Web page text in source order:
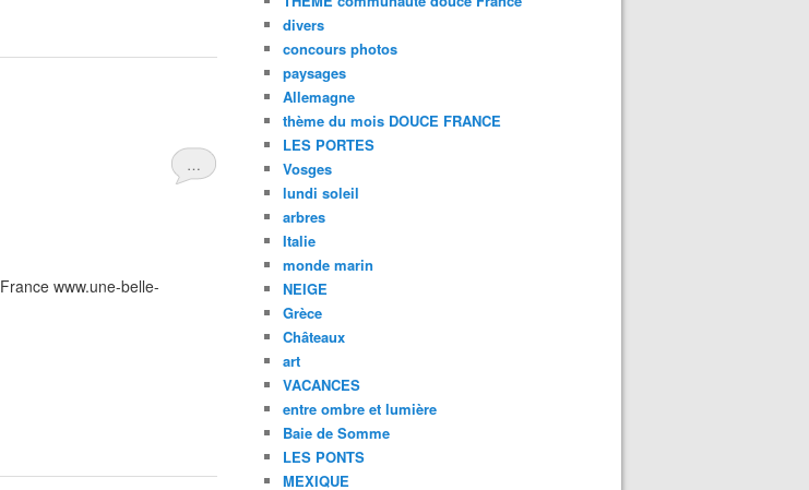
…
www.une-belle-
divers
concours photos
paysages
Allemagne
thème du mois DOUCE FRANCE
LES PORTES
Vosges
lundi soleil
arbres
Italie
monde marin
NEIGE
Grèce
Châteaux
art
VACANCES
entre ombre et lumière
Baie de Somme
LES PONTS
MEXIQUE